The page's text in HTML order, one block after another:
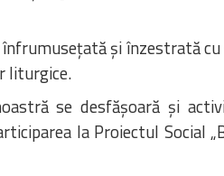
și înzestrată
liturgice.
se desfășoară și
la Proiectul